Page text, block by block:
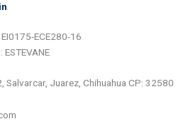
EI0175-ECE280-16
: ESTEVANE
Salvarcar, Juarez, Chihuahua CP: 32580